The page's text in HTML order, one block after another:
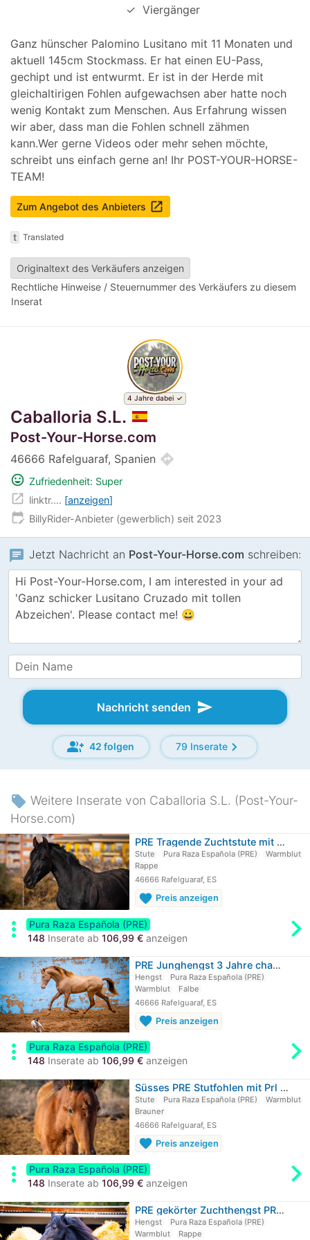
✓ Viergänger
Ganz hünscher Palomino Lusitano mit 11 Monaten und
aktuell 145cm Stockmass. Er hat einen EU-Pass,
gechipt und ist entwurmt. Er ist in der Herde mit
gleichaltirigen Fohlen aufgewachsen aber hatte noch
wenig Kontakt zum Menschen. Aus Erfahrung wissen
wir aber, dass man die Fohlen schnell zähmen
kann.Wer gerne Videos oder mehr sehen möchte,
schreibt uns einfach gerne an! Ihr POST-YOUR-HORSE-
TEAM!
Zum Angebot des Anbieters launch
t Translated
Originaltext des Verkäufers anzeigen
Rechtliche Hinweise / Steuernummer des Verkäufers zu diesem
Inserat
4 Jahre dabei
Caballoria S.L.
Post-Your-Horse.com
46666 Rafelguaraf, Spanien directions
mood Zufriedenheit: Super
open_in_new linktr.... anzeigen
edit_calendar BillyRider-Anbieter (gewerblich) seit 2023
chat Jetzt Nachricht an Post-Your-Horse.com schreiben:
Nachricht senden send
group_add 42 folgen 79 Inseratechevron_right
local_offer Weitere Inserate von Caballoria S.L. (Post-Your-
Horse.com)
PRE Tragende Zuchtstute mit Fohlen…
Stute Pura Raza Española (PRE)
Warmblut
Rappe
46666 Rafelguaraf, ES
favorite Preis anzeigen
more_vert
Pura Raza Española (PRE)
148 Inserate ab 106,99 € anzeigen
PRE Junghengst 3 Jahre champagne /…
Hengst
Pura Raza Española (PRE)
Warmblut
Falbe
46666 Rafelguaraf, ES
favorite Preis anzeigen
more_vert
Pura Raza Española (PRE)
148 Inserate ab 106,99 € anzeigen
Süsses PRE Stutfohlen mit Prl gen YM…
Stute Pura Raza Española (PRE)
Warmblut
Brauner
46666 Rafelguaraf, ES
favorite Preis anzeigen
more_vert
Pura Raza Española (PRE)
148 Inserate ab 106,99 € anzeigen
PRE gekörter Zuchthengst PRL / full…
Hengst
Pura Raza Española (PRE)
Warmblut
Rappe